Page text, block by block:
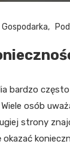
Gospodarka
bardzo często
osób
strony